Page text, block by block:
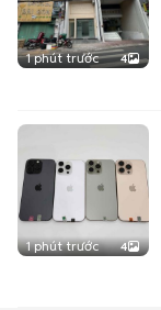
1 phút trước 4
1 phút trước 4